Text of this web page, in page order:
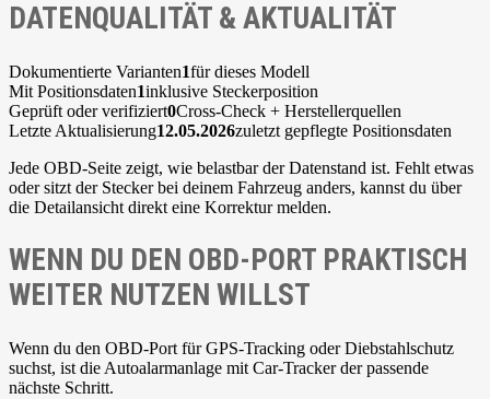
DATENQUALITÄT & AKTUALITÄT
Dokumentierte Varianten1für dieses Modell
Mit Positionsdaten1inklusive Steckerposition
Geprüft oder verifiziert0Cross-Check + Herstellerquellen
Letzte Aktualisierung12.05.2026zuletzt gepflegte Positionsdaten
Jede OBD-Seite zeigt, wie belastbar der Datenstand ist. Fehlt etwas
oder sitzt der Stecker bei deinem Fahrzeug anders, kannst du über
die Detailansicht direkt eine Korrektur melden.
WENN DU DEN OBD-PORT PRAKTISCH
WEITER NUTZEN WILLST
Wenn du den OBD-Port für GPS-Tracking oder Diebstahlschutz
suchst, ist die Autoalarmanlage mit Car-Tracker der passende
nächste Schritt.